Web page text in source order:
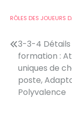
RÔLES DES
Post
3-3-4 Détails
formation :
uniques de
poste,
Polyvalence